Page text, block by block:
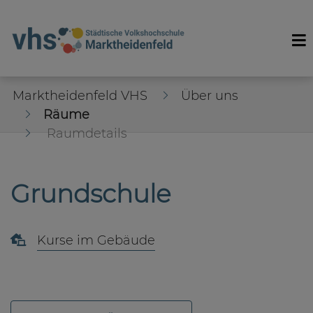
Marktheidenfeld VHS
Über uns
Räume
Raumdetails
Grundschule
Kurse im Gebäude